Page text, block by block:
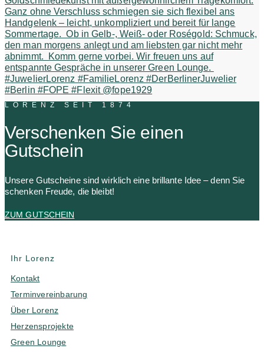
LORENZ SEIT 1874
Verschenken Sie einen
Gutschein
Unsere Gutscheine sind wirklich eine brillante Idee – denn Sie
schenken Freude, die bleibt!
ZUM GUTSCHEIN
Ihr Lorenz
Kontakt
Terminvereinbarung
Über Lorenz
Herzensprojekte
Green Lounge